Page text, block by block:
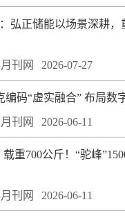
弘正储能以场景深耕
刊网 2026-07-27
编码“虚实融合” 布局数
刊网 2026-06-11
重700公斤！“驼峰
刊网 2026-06-11